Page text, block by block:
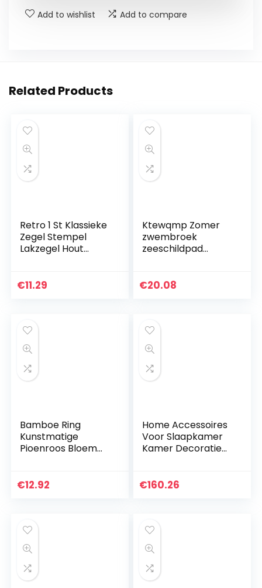
Add to wishlist Add to compare
Related Products
Retro 1 St Klassieke
Zegel Stempel
Lakzegel Hout
Uitnodigingskaarte
€11.29
Ktewqmp Zomer
zwembroek
zeeschildpad
shorts man met
€20.08
Bamboe Ring
Kunstmatige
Pioenroos Bloem
Bloemen Kransen
€12.92
Home Accessoires
Voor Slaapkamer
Kamer Decoratie
geometrische
€160.26